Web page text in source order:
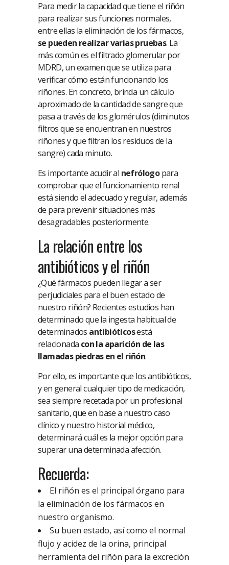
Para medir la capacidad que tiene el riñón
para realizar sus funciones normales,
entre ellas la eliminación de los fármacos,
se pueden realizar varias pruebas. La
más común es el filtrado glomerular por
MDRD, un examen que se utiliza para
verificar cómo están funcionando los
riñones. En concreto, brinda un cálculo
aproximado de la cantidad de sangre que
pasa a través de los glomérulos (diminutos
filtros que se encuentran en nuestros
riñones y que filtran los residuos de la
sangre) cada minuto.
Es importante acudir al nefrólogo para
comprobar que el funcionamiento renal
está siendo el adecuado y regular, además
de para prevenir situaciones más
desagradables posteriormente.
La relación entre los
antibióticos y el riñón
¿Qué fármacos pueden llegar a ser
perjudiciales para el buen estado de
nuestro riñón? Recientes estudios han
determinado que la ingesta habitual de
determinados antibióticosestá
relacionada con la aparición de las
llamadas piedras en el riñón.
Por ello, es importante que los antibióticos,
y en general cualquier tipo de medicación,
sea siempre recetada por un profesional
sanitario, que en base a nuestro caso
clínico y nuestro historial médico,
determinará cuál es la mejor opción para
superar una determinada afección.
Recuerda:
El riñón es el principal órgano para
la eliminación de los fármacos en
nuestro organismo.
Su buen estado, así como el normal
flujo y acidez de la orina, principal
herramienta del riñón para la excreción